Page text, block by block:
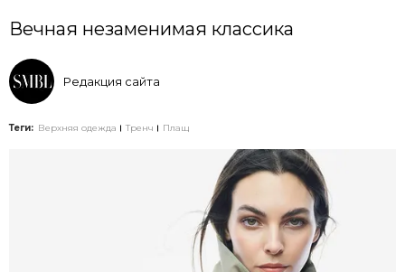
Вечная незаменимая классика
Редакция сайта
Теги: Верхняя одежда Тренч Плащ